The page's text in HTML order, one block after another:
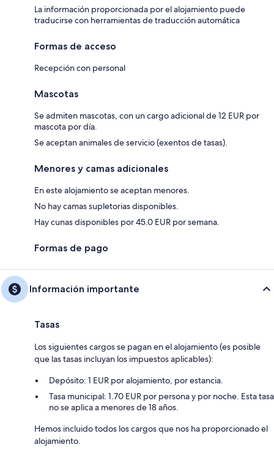
La información proporcionada por el alojamiento puede
traducirse con herramientas de traducción automática
Formas de acceso
Recepción con personal
Mascotas
Se admiten mascotas, con un cargo adicional de 12 EUR por
mascota por día.
Se aceptan animales de servicio (exentos de tasas).
Menores y camas adicionales
En este alojamiento se aceptan menores.
No hay camas supletorias disponibles.
Hay cunas disponibles por 45.0 EUR por semana.
Formas de pago
Información importante
Tasas
Los siguientes cargos se pagan en el alojamiento (es posible
que las tasas incluyan los impuestos aplicables):
Depósito: 1 EUR por alojamiento, por estancia.
Tasa municipal: 1.70 EUR por persona y por noche. Esta tasa
no se aplica a menores de 18 años.
Hemos incluido todos los cargos que nos ha proporcionado el
alojamiento.